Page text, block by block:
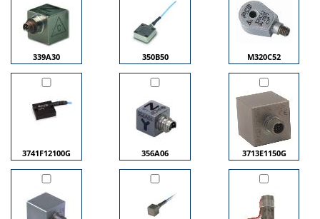
339A30 350B50 M320C52
3741F12100G 356A06 3713E1150G